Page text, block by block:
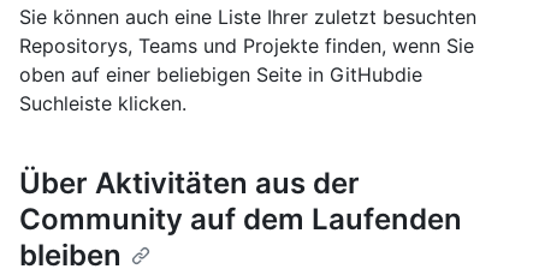
Sie können auch eine Liste Ihrer zuletzt besuchten
Repositorys, Teams und Projekte finden, wenn Sie
oben auf einer beliebigen Seite in GitHubdie
Suchleiste klicken.
Über Aktivitäten aus der
Community auf dem Laufenden
bleiben